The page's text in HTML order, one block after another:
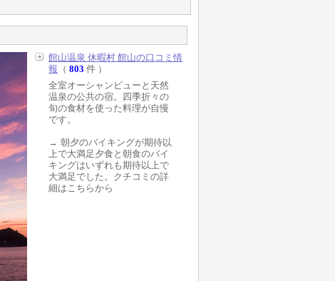
館山温泉 休暇村 館山の口コミ情
報 （ 803 件 ）
全室オーシャンビューと天然
温泉の公共の宿。四季折々の
旬の食材を使った料理が自慢
です。
→ 朝夕のバイキングが期待以
上で大満足夕食と朝食のバイ
キングはいずれも期待以上で
大満足でした。クチコミの詳
細はこちらから